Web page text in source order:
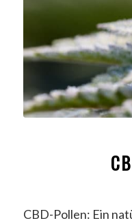
CBD-Pollen: Ein